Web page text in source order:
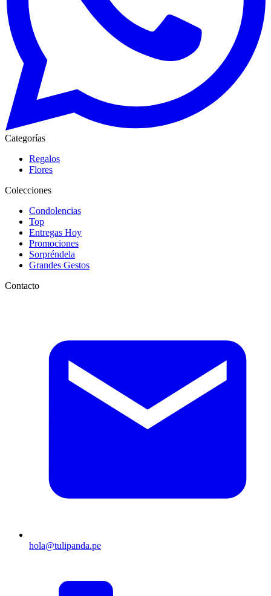
Categorías
Regalos
Flores
Colecciones
Condolencias
Top
Entregas Hoy
Promociones
Sorpréndela
Grandes Gestos
Contacto
hola@tulipanda.pe